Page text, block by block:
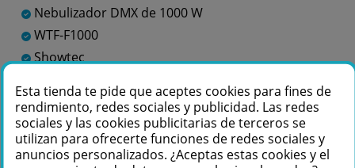
Nebulizador DMX de 1000 W
WTF-F1000
Showtec
Te podemos ayudar
+34 976 36 61 60
Esta tienda te pide que aceptes cookies para fines de
rendimiento, redes sociales y publicidad. Las redes
sociales y las cookies publicitarias de terceros se
utilizan para ofrecerte funciones de redes sociales y
anuncios personalizados. ¿Aceptas estas cookies y el